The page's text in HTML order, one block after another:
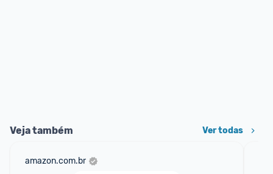
Veja também Ver todas
amazon.com.br